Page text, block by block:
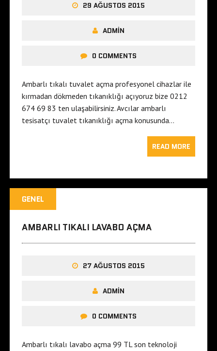
29 AĞUSTOS 2015
ADMIN
0 COMMENTS
Ambarlı tıkalı tuvalet açma profesyonel cihazlar ile
kırmadan dökmeden tıkanıklığı açıyoruz bize 0212
674 69 83 ten ulaşabilirsiniz. Avcılar ambarlı
tesisatçı tuvalet tıkanıklığı açma konusunda…
READ MORE
GENEL
AMBARLI TIKALI LAVABO AÇMA
27 AĞUSTOS 2015
ADMIN
0 COMMENTS
Ambarlı tıkalı lavabo açma 99 TL son teknoloji